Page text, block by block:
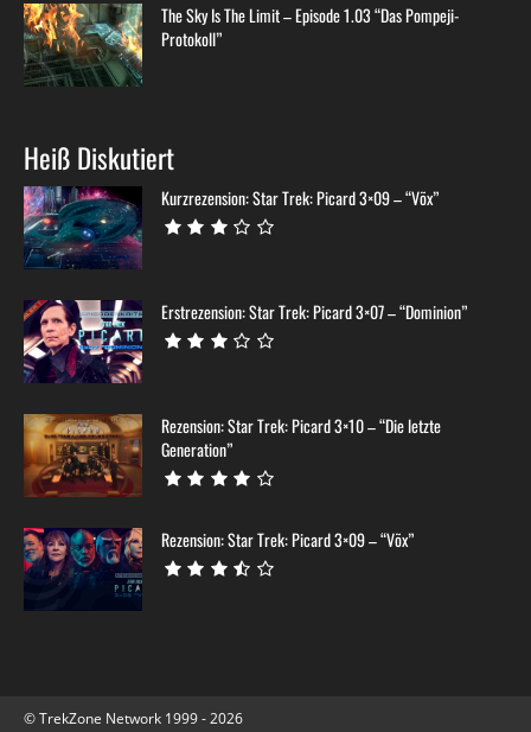
The Sky Is The Limit – Episode 1.03 “Das Pompeji-
Protokoll”
Heiß Diskutiert
Kurzrezension: Star Trek: Picard 3×09 – “Võx”
Erstrezension: Star Trek: Picard 3×07 – “Dominion”
Rezension: Star Trek: Picard 3×10 – “Die letzte
Generation”
Rezension: Star Trek: Picard 3×09 – “Võx”
© TrekZone Network 1999 - 2026